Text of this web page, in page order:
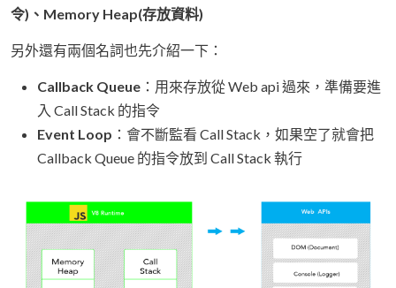
令)、Memory Heap(存放資料)
另外還有兩個名詞也先介紹一下：
Callback Queue ：用來存放從 Web api 過來，準備要進
入 Call Stack 的指令
Event Loop ：會不斷監看 Call Stack，如果空了就會把
Callback Queue 的指令放到 Call Stack 執行